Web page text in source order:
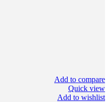
Add to compare
Quick view
Add to wishlist